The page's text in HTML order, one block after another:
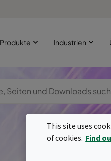
Produkte Industrien
This site uses
of cookies. Find